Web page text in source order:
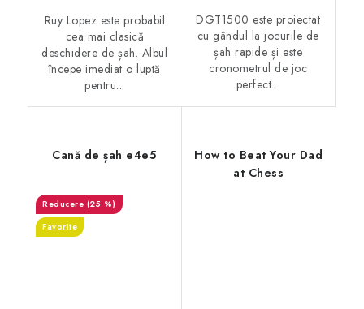
Ruy Lopez este probabil
cea mai clasică
deschidere de șah. Albul
începe imediat o luptă
pentru...
DGT1500 este proiectat
cu gândul la jocurile de
șah rapide și este
cronometrul de joc
perfect...
Cană de șah e4e5
(25 %)
Favorite
How to Beat Your Dad
at Chess